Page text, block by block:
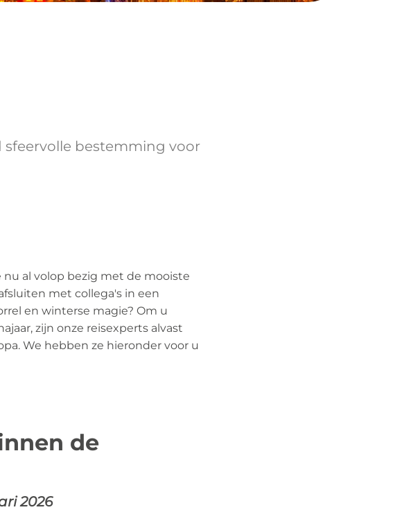
sfeervolle bestemming voor
nu al volop bezig met de mooiste
met collega's in een
en winterse magie? Om u
zijn onze reisexperts alvast
We hebben ze hieronder voor u
de
2026